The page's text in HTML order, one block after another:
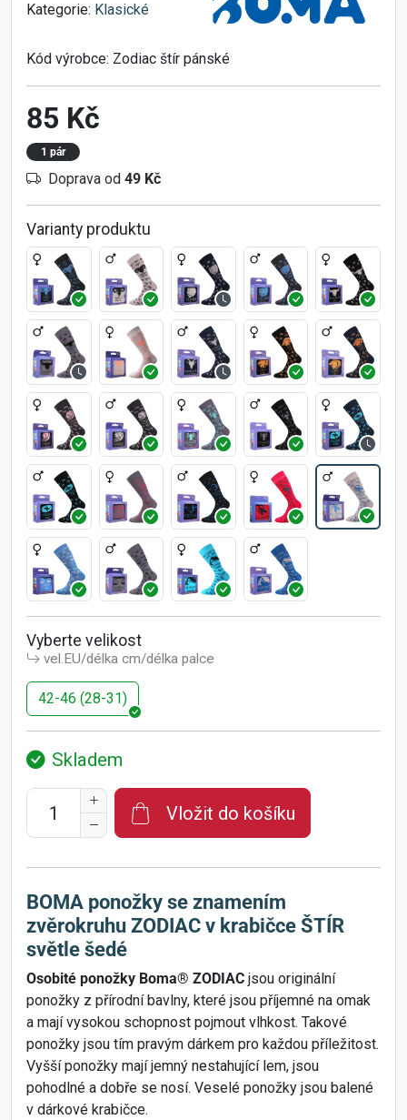
Kategorie: Klasické
Kód výrobce: Zodiac štír pánské
85 Kč
1 pár
Doprava od 49 Kč
Varianty produktu
Vyberte velikost
vel.EU/délka cm/délka palce
42-46 (28-31)
Skladem
Vložit do košíku
BOMA ponožky se znamením
zvěrokruhu ZODIAC v krabičce ŠTÍR
světle šedé
Osobité ponožky Boma® ZODIAC jsou originální
ponožky z přírodní bavlny, které jsou příjemné na omak
a mají vysokou schopnost pojmout vlhkost. Takové
ponožky jsou tím pravým dárkem pro každou příležitost.
Vyšší ponožky mají jemný nestahující lem, jsou
pohodlné a dobře se nosí. Veselé ponožky jsou balené
v dárkové krabičce.